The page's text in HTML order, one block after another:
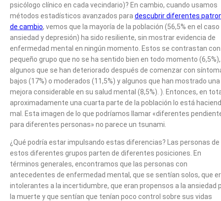
psicólogo clínico en cada vecindario)? En cambio, cuando usamos
métodos estadísticos avanzados para descubrir diferentes
de cambio, vemos que la mayoría de la población (56,5% en el caso
ansiedad y depresión) ha sido resiliente, sin mostrar evidencia de
enfermedad mental en ningún momento. Estos se contrastan
pequeño grupo que no se ha sentido bien en todo momento (6,5%),
algunos que se han deteriorado después de comenzar con
bajos (17%) o moderados (11,5%) y algunos que han mostrado una
mejora considerable en su salud mental (8,5%). ). Entonces, en
aproximadamente una cuarta parte de la población lo está
mal. Esta imagen de lo que podríamos llamar «diferentes
para diferentes personas» no parece un tsunami.
¿Qué podría estar impulsando estas diferencias? Las personas de
estos diferentes grupos parten de diferentes posiciones. En
términos generales, encontramos que las personas con
antecedentes de enfermedad mental, que se sentían solos, que
intolerantes a la incertidumbre, que eran propensos a la ansiedad
la muerte y que sentían que tenían poco control sobre sus vidas